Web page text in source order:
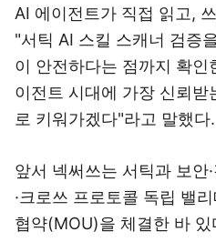
AI 에이전트가 직접 읽고,
"서틱 AI 스킬 스캐너 검증
이 안전하다는 점까지 확인
이전트 시대에 가장 신뢰받
로 키워가겠다"라고 말했다.
앞서 넥써쓰는 서틱과 보안
·크로쓰 프로토콜 독립 밸
협약(MOU)을 체결한 바 있